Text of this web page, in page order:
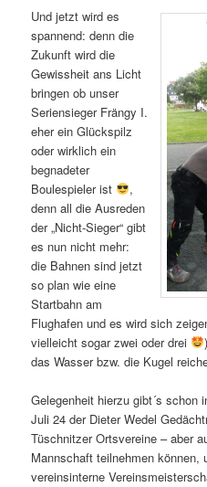
Und jetzt wird es
spannend: denn die
Zukunft wird die
Gewissheit ans Licht
bringen ob unser
Seriensieger Frängy I.
eher ein Glückspilz
oder wirklich ein
begnadeter
Boulespieler ist
,
denn all die Ausreden
der „Nicht-Sieger“ gibt
es nun nicht mehr:
die Bahnen sind jetzt
so plan wie eine
Startbahn am
Flughafen und es wird sich
vielleicht sogar zwei oder drei
das Wasser bzw. die Kugel
Gelegenheit hierzu gibt´s schon
Juli 24 der Dieter Wedel
Tüschnitzer Ortsvereine – aber
Mannschaft teilnehmen können,
vereinsinterne